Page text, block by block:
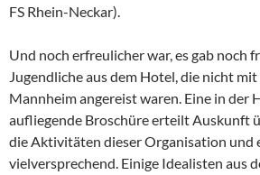
FS Rhein-Neckar).
Und noch erfreulicher war, es gab noch
Jugendliche aus dem Hotel, die nicht
Mannheim angereist waren. Eine in der
aufliegende Broschüre erteilt Auskunft
die Aktivitäten dieser Organisation und
vielversprechend. Einige Idealisten aus